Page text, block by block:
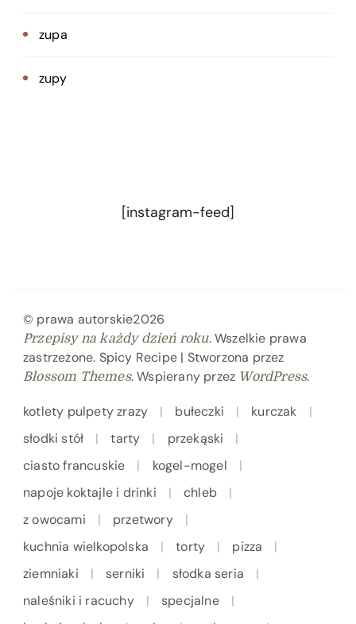
zupa
zupy
[instagram-feed]
© prawa autorskie2026
Przepisy na każdy dzień roku. Wszelkie prawa
zastrzeżone. Spicy Recipe | Stworzona przez
Blossom Themes. Wspierany przez WordPress.
kotlety pulpety zrazy bułeczki
kurczak
słodki stół
tarty
przekąski
ciasto francuskie
kogel-mogel
napoje koktajle i drinki
chleb
z owocami
przetwory
kuchnia wielkopolska
torty
pizza
ziemniaki
serniki
słodka seria
naleśniki i racuchy
specjalne